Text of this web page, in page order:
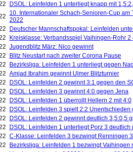
DSOL: Leinfelden 1 unterliegt knapp mit
10. Internationaler Schach-Senioren-Cup am
2022
Deutscher Mannschaftspokal: Leinfelden
Kreisklasse: Verbandsspiel Vaihingen-Rohr
Jugendblitz März: Nico gewinnt
Blitz Neustart nach zweiter Corona Pause
Bezirksliga: Leinfelden 1 unterliegt gegen
Amjad Ibrahim gewinnt Ulmer Blitzturnier
DSOL: Leinfelden 2 gewinnt 3:1 gegen den
DSOL: Leinfelden 3 gewinnt 4:0 gegen Jena
DSOL: Leinfelden 1 überrollt Hellern 2 mit 4:0
DSOL: Leinfelden 3 spielt 2:2 Unentschieden
DSOL: Leinfelden 2 gewinnt deutlich 3,5:0,5
DSOL: Leinfelden 1 unterliegt Porz 3 deutlich
C-Klasse: Leinfelden 3 bezwingt Renningen
Bezirksliga: Leinfelden 1 bezwingt Vaihingen